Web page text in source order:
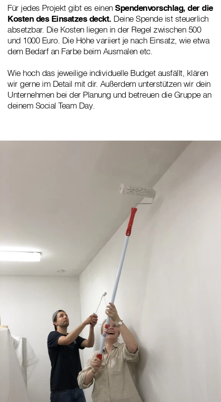
Für jedes Projekt gibt es einenSpendenvorschlag, der die
Kosten des Einsatzes deckt. Deine Spende ist steuerlich
absetzbar. Die Kosten liegen in der Regel zwischen 500
und 1000 Euro. Die Höhe variiert je nach Einsatz, wie etwa
dem Bedarf an Farbe beim Ausmalen etc.
Wie hoch das jeweilige individuelle Budget ausfällt, klären
wir gerne im Detail mit dir. Außerdem unterstützen wir dein
Unternehmen bei der Planung und betreuen die Gruppe an
deinem Social Team Day.